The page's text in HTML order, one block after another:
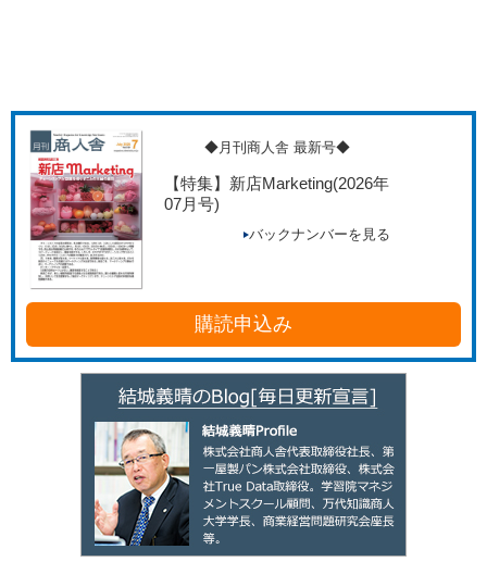
◆月刊商人舎 最新号◆
【特集】新店Marketing(2026年
07月号)
バックナンバーを見る
購読申込み